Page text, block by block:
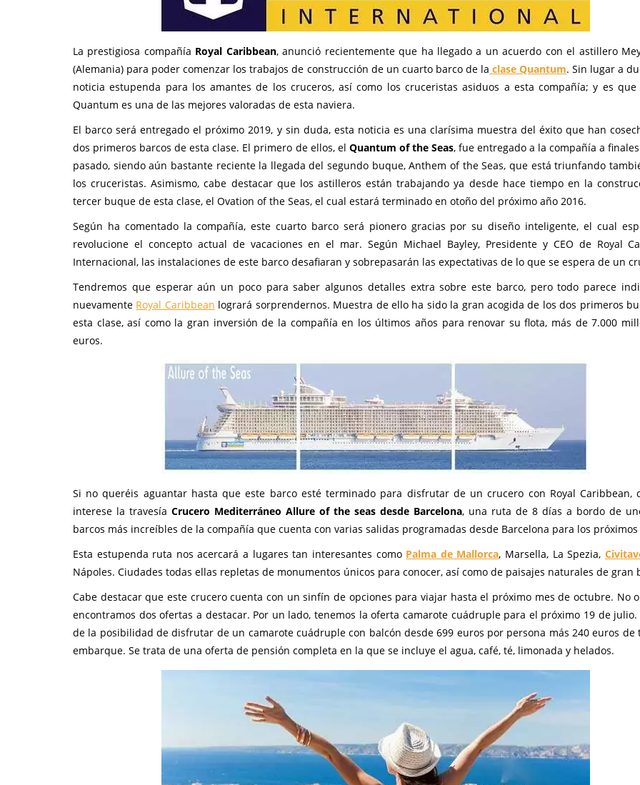
La prestigiosa compañía Royal Caribbean, anunció recientemente que ha llegado a un acuerdo con el astillero
(Alemania) para poder comenzar los trabajos de construcción de un cuarto barco de la clase Quantum. Sin lugar a
noticia estupenda para los amantes de los cruceros, así como los cruceristas asiduos a esta compañía; y es que
Quantum es una de las mejores valoradas de esta naviera.
El barco será entregado el próximo 2019, y sin duda, esta noticia es una clarísima muestra del éxito que han
dos primeros barcos de esta clase. El primero de ellos, el Quantum of the Seas, fue entregado a la compañía a
pasado, siendo aún bastante reciente la llegada del segundo buque, Anthem of the Seas, que está triunfando
los cruceristas. Asimismo, cabe destacar que los astilleros están trabajando ya desde hace tiempo en la
tercer buque de esta clase, el Ovation of the Seas, el cual estará terminado en otoño del próximo año 2016.
Según ha comentado la compañía, este cuarto barco será pionero gracias por su diseño inteligente, el cual
revolucione el concepto actual de vacaciones en el mar. Según Michael Bayley, Presidente y CEO de Royal
Internacional, las instalaciones de este barco desafiaran y sobrepasarán las expectativas de lo que se espera de un
Tendremos que esperar aún un poco para saber algunos detalles extra sobre este barco, pero todo parece
nuevamente Royal Caribbean logrará sorprendernos. Muestra de ello ha sido la gran acogida de los dos primeros
esta clase, así como la gran inversión de la compañía en los últimos años para renovar su flota, más de 7.000
euros.
Si no queréis aguantar hasta que este barco esté terminado para disfrutar de un crucero con Royal Caribbean,
interese la travesía Crucero Mediterráneo Allure of the seas desde Barcelona, una ruta de 8 días a bordo de
barcos más increíbles de la compañía que cuenta con varias salidas programadas desde Barcelona para los próximos
Esta estupenda ruta nos acercará a lugares tan interesantes como Palma de Mallorca, Marsella, La Spezia,
Nápoles. Ciudades todas ellas repletas de monumentos únicos para conocer, así como de paisajes naturales de gran
Cabe destacar que este crucero cuenta con un sinfín de opciones para viajar hasta el próximo mes de octubre. No
encontramos dos ofertas a destacar. Por un lado, tenemos la oferta camarote cuádruple para el próximo 19 de julio.
de la posibilidad de disfrutar de un camarote cuádruple con balcón desde 699 euros por persona más 240 euros de
embarque. Se trata de una oferta de pensión completa en la que se incluye el agua, café, té, limonada y helados.